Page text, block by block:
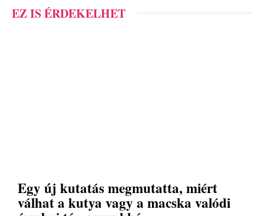
EZ IS ÉRDEKELHET
Egy új kutatás megmutatta, miért
válhat a kutya vagy a macska valódi